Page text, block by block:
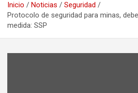
Inicio Noticias
Seguridad
Protocolo de seguridad para minas,
medida: SSP